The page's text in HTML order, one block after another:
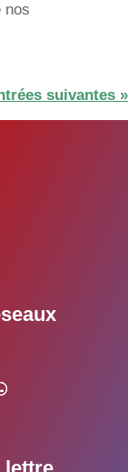
nos
suivantes »